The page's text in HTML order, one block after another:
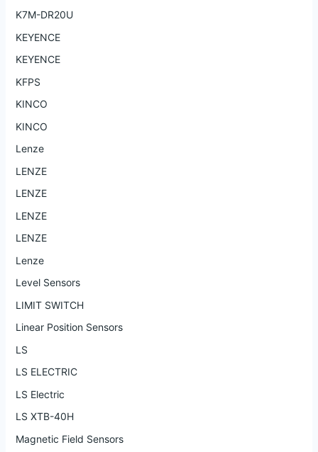
K7M-DR20U
KEYENCE
KEYENCE
KFPS
KINCO
KINCO
Lenze
LENZE
LENZE
LENZE
LENZE
Lenze
Level Sensors
LIMIT SWITCH
Linear Position Sensors
LS
LS ELECTRIC
LS Electric
LS XTB-40H
Magnetic Field Sensors